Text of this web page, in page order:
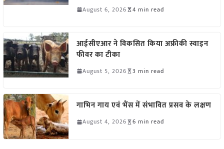
August 6, 2026 4 min read
आईसीएआर ने विकसित किया अफ्रीकी स्वाइन
फीवर का टीका
August 5, 2026 3 min read
गाभिन गाय एवं भैंस में संभावित प्रसव के लक्षण
August 4, 2026 6 min read